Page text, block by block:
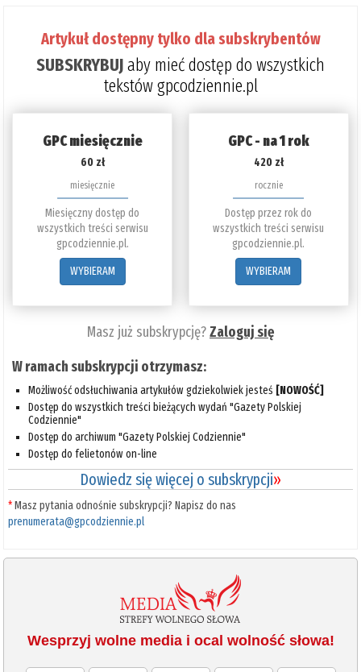
Artykuł dostępny tylko dla subskrybentów
SUBSKRYBUJaby mieć dostęp do wszystkich
tekstów gpcodziennie.pl
GPC miesięcznie
60 zł
miesięcznie
Miesięczny dostęp do
wszystkich treści serwisu
gpcodziennie.pl.
WYBIERAM
GPC - na 1 rok
420 zł
rocznie
Dostęp przez rok do
wszystkich treści serwisu
gpcodziennie.pl.
WYBIERAM
Masz już subskrypcję?Zaloguj się
W ramach subskrypcji otrzymasz:
Możliwość odsłuchiwania artykułów gdziekolwiek jesteś [NOWOŚĆ]
Dostęp do wszystkich treści bieżących wydań "Gazety Polskiej
Codziennie"
Dostęp do archiwum "Gazety Polskiej Codziennie"
Dostęp do felietonów on-line
Dowiedz się więcej o subskrypcji»
*Masz pytania odnośnie subskrypcji? Napisz do nas
prenumerata@gpcodziennie.pl
Wesprzyj wolne media i ocal wolność słowa!